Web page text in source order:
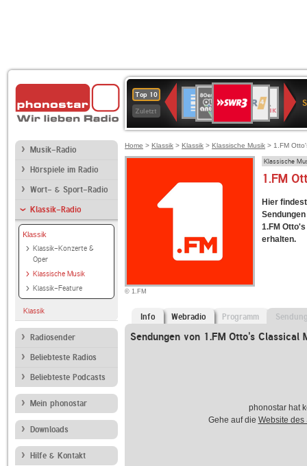
Top 10
Zuletzt
Deutschlandfunk
80er
90er
OLDIE
ANTENNE
4
KLASSIK
SWR
Kultur
NDR
2
Musik-Radio
Hörspiele im Radio
Wort- & Sport-Radio
Klassik-Radio
Klassik
Klassik-Konzerte &
Oper
Klassische Musik
Klassik-Feature
Klassik
Radiosender
Beliebteste Radios
Beliebteste Podcasts
Mein phonostar
Downloads
Hilfe & Kontakt
Home > Klassik > Klassik > Klassische Musik > 1.FM
© 1.FM
Klassische
1.FM
Hier
1.FM
erhalten.
Info Webradio Programm
Sendungen von 1.FM Otto's Classical
phonostar hat
Gehe auf die Website des